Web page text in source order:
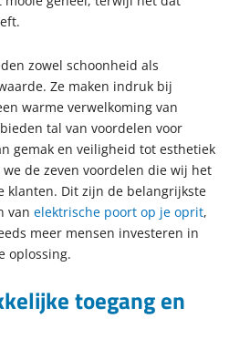
zowel schoonheid als
Ze maken indruk bij
warme verwelkoming van
bieden tal van voordelen voor
gemak en veiligheid tot esthetiek
de zeven voordelen die wij het
klanten. Dit zijn de belangrijkste
van elektrische poort op je oprit,
meer mensen investeren in
oplossing.
toegang en